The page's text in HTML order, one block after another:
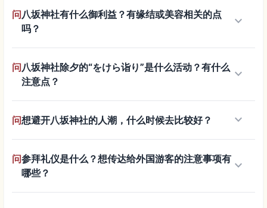
问八坂神社有什么御利益？有缘结或美容相关的点
吗？
keyboard_arrow_down
问八坂神社除夕的“をけら诣り”是什么活动？有什么
注意点？
keyboard_arrow_down
问想避开八坂神社的人潮，什么时候去比较好？ keyboard_arrow_down
问参拜礼仪是什么？想传达给外国游客的注意事项有
哪些？
keyboard_arrow_down